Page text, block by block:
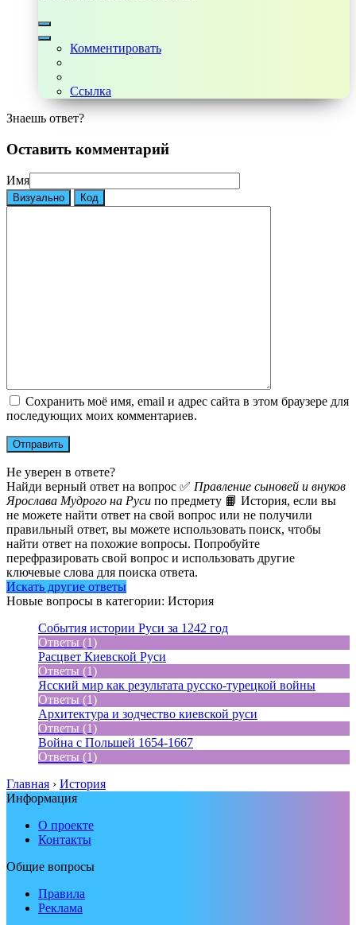
Комментировать
Ссылка
Знаешь ответ?
Оставить комментарий
Имя
Визуально Код
Сохранить моё имя, email и адрес сайта в этом браузере для
последующих моих комментариев.
Не уверен в ответе?
Найди верный ответ на вопрос ✅ Правление сыновей и внуков
Ярослава Мудрого на Руси по предмету 📙 История, если вы
не можете найти ответ на свой вопрос или не получили
правильный ответ, вы можете использовать поиск, чтобы
найти ответ на похожие вопросы. Попробуйте
перефразировать свой вопрос и использовать другие
ключевые слова для поиска ответа.
Искать другие ответы
Новые вопросы в категории: История
События истории Руси за 1242 год
Ответы (1)
Расцвет Киевской Руси
Ответы (1)
Ясский мир как результата русско-турецкой войны
Ответы (1)
Архитектура и зодчество киевской руси
Ответы (1)
Война с Польшей 1654-1667
Ответы (1)
Главная › История
Информация
О проекте
Контакты
Общие вопросы
Правила
Реклама